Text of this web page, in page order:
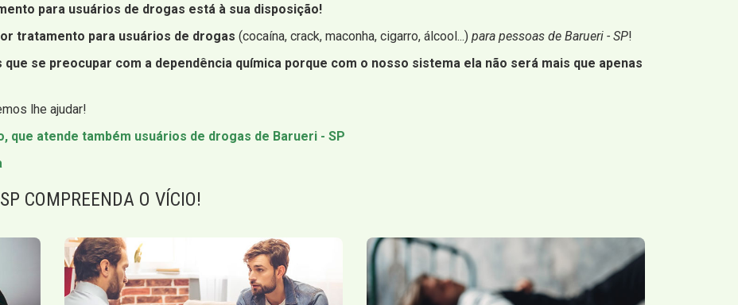
para usuários de drogas está à sua disposição!
tratamento para usuários de drogas (cocaína, crack, maconha, cigarro, álcool...) para pessoas de Barueri - SP!
se preocupar com a dependência química porque com o nosso sistema ela não será mais que apenas
lhe ajudar!
que atende também usuários de drogas de Barueri - SP
COMPREENDA O VÍCIO!